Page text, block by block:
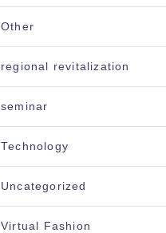
Other
regional revitalization
seminar
Technology
Uncategorized
Virtual Fashion